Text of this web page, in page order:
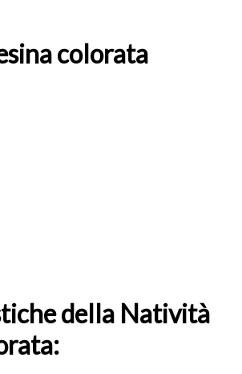
colorata
della Natività